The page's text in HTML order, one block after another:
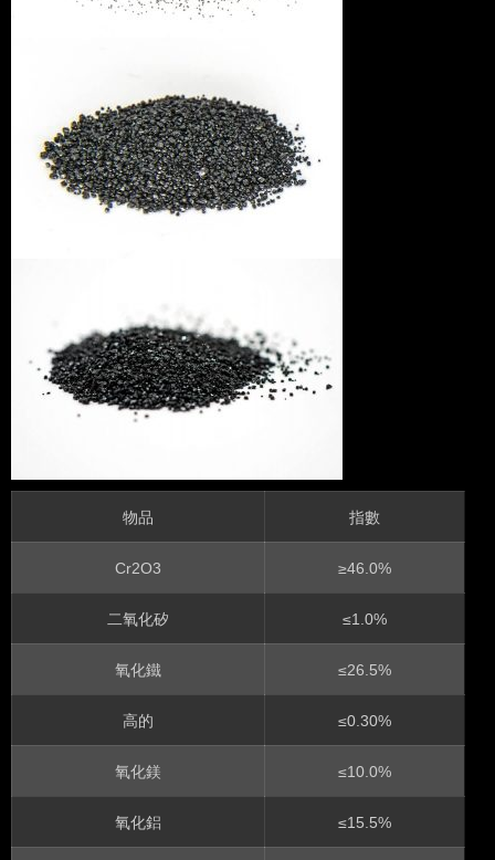
物品 指數
Cr2O3 ≥46.0%
二氧化矽 ≤1.0%
氧化鐵 ≤26.5%
高的 ≤0.30%
氧化鎂 ≤10.0%
氧化鋁 ≤15.5%